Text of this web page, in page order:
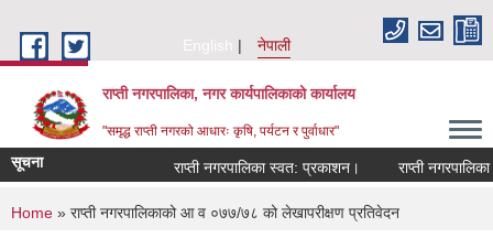
English
नेपाली
राप्ती नगरपालिका, नगर कार्यपालिकाको कार्यालय
"समृद्ध राप्ती नगरको आधारः कृषि, पर्यटन र पुर्वाधार"
सूचना राप्ती नगरपालिका स्वत: प्रकाशन। राप्ती नगरपालिका
You are here
Home » राप्ती नगरपालिकाको आ व ०७७/७८ को लेखापरीक्षण प्रतिवेदन